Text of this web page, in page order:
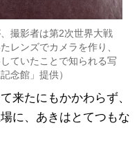
撮影者は第2次世界大戦
レンズでカメラを作り、
ていたことで知られる写
念館」提供）
来たにもかかわらず、
に、あきはとてつもな